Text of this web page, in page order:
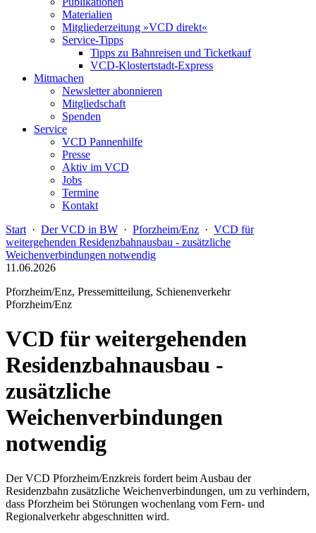
Materialien
Mitgliederzeitung »VCD direkt«
Service-Tipps
Tipps zu Bahnreisen und Ticketkauf
VCD-Klostertstadt-Express
Mitmachen
Newsletter abonnieren
Mitgliedschaft
Spenden
Service
VCD Pannenhilfe
Presse
Aktiv im VCD
Jobs
Termine
Kontakt
Start · Der VCD in BW · Pforzheim/Enz · VCD für
weitergehenden Residenzbahnausbau - zusätzliche
Weichenverbindungen notwendig
11.06.2026
Pforzheim/Enz, Pressemitteilung, Schienenverkehr
Pforzheim/Enz
VCD für weitergehenden
Residenzbahnausbau -
zusätzliche
Weichenverbindungen
notwendig
Der VCD Pforzheim/Enzkreis fordert beim Ausbau der
Residenzbahn zusätzliche Weichenverbindungen, um zu verhindern,
dass Pforzheim bei Störungen wochenlang vom Fern- und
Regionalverkehr abgeschnitten wird.